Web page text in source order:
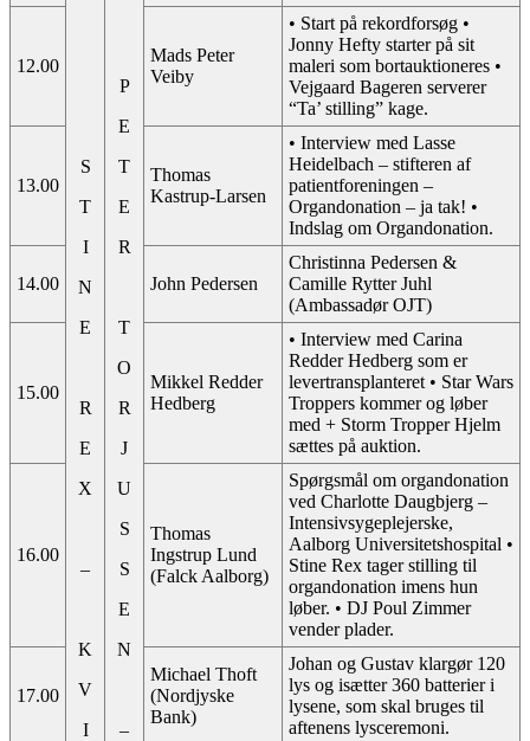
S
T
I
N
E
R
E
X
–
K
V
I
P
E
T
E
R
T
O
R
J
U
S
S
E
N
–
12.00
Mads Peter
Veiby
• Start på rekordforsøg •
Jonny Hefty starter på sit
maleri som bortauktioneres •
Vejgaard Bageren serverer
“Ta’ stilling” kage.
13.00
Thomas
Kastrup-Larsen
• Interview med Lasse
Heidelbach – stifteren af
patientforeningen –
Organdonation – ja tak! •
Indslag om Organdonation.
14.00 John Pedersen
Christinna Pedersen &
Camille Rytter Juhl
(Ambassadør OJT)
15.00
Mikkel Redder
Hedberg
• Interview med Carina
Redder Hedberg som er
levertransplanteret • Star Wars
Troppers kommer og løber
med + Storm Tropper Hjelm
sættes på auktion.
16.00
Thomas
Ingstrup Lund
(Falck Aalborg)
Spørgsmål om organdonation
ved Charlotte Daugbjerg –
Intensivsygeplejerske,
Aalborg Universitetshospital •
Stine Rex tager stilling til
organdonation imens hun
løber. • DJ Poul Zimmer
vender plader.
17.00
Michael Thoft
(Nordjyske
Bank)
Johan og Gustav klargør 120
lys og isætter 360 batterier i
lysene, som skal bruges til
aftenens lysceremoni.